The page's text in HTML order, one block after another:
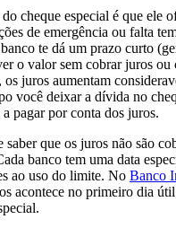
cheque especial é que ele
de emergência ou falta
te dá um prazo curto
o valor sem cobrar juros ou
os juros aumentam
você deixar a dívida no
pagar por conta dos juros.
saber que os juros não são
banco tem uma data
ao uso do limite. No Banco
acontece no primeiro dia